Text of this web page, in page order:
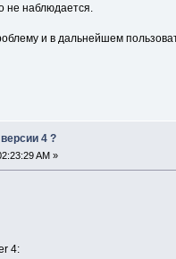
не наблюдается.
и в дальнейшем
4 ?
AM »
4: